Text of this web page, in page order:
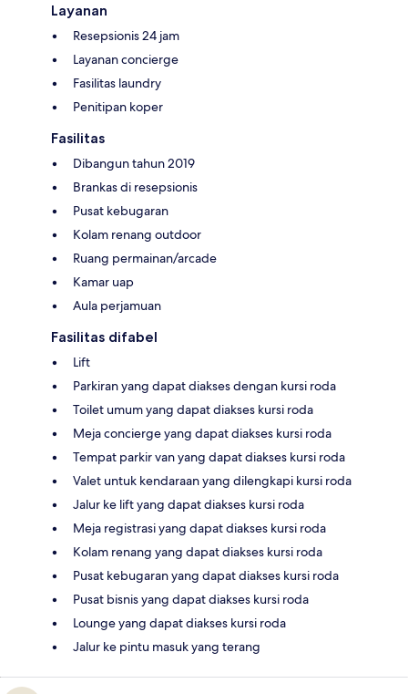
Layanan
Resepsionis 24 jam
Layanan concierge
Fasilitas laundry
Penitipan koper
Fasilitas
Dibangun tahun 2019
Brankas di resepsionis
Pusat kebugaran
Kolam renang outdoor
Ruang permainan/arcade
Kamar uap
Aula perjamuan
Fasilitas difabel
Lift
Parkiran yang dapat diakses dengan kursi roda
Toilet umum yang dapat diakses kursi roda
Meja concierge yang dapat diakses kursi roda
Tempat parkir van yang dapat diakses kursi roda
Valet untuk kendaraan yang dilengkapi kursi roda
Jalur ke lift yang dapat diakses kursi roda
Meja registrasi yang dapat diakses kursi roda
Kolam renang yang dapat diakses kursi roda
Pusat kebugaran yang dapat diakses kursi roda
Pusat bisnis yang dapat diakses kursi roda
Lounge yang dapat diakses kursi roda
Jalur ke pintu masuk yang terang